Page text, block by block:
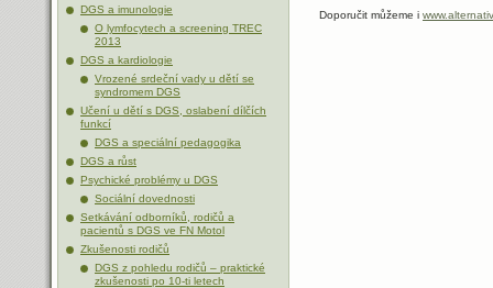
DGS a imunologie
O lymfocytech a screening TREC
2013
DGS a kardiologie
Vrozené srdeční vady u dětí se
syndromem DGS
Učení u dětí s DGS, oslabení dílčích
funkcí
DGS a speciální pedagogika
DGS a růst
Psychické problémy u DGS
Sociální dovednosti
Setkávání odborníků, rodičů a
pacientů s DGS ve FN Motol
Zkušenosti rodičů
DGS z pohledu rodičů – praktické
zkušenosti po 10-ti letech
Doporučit můžeme i